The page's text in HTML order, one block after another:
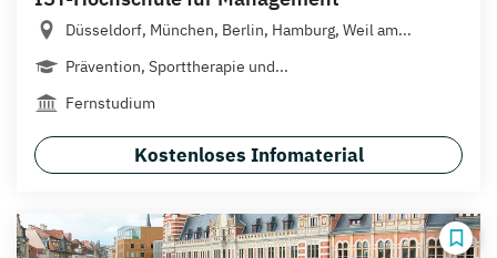
Düsseldorf, München, Berlin, Hamburg, Weil am...
Prävention, Sporttherapie und...
Fernstudium
Kostenloses Infomaterial